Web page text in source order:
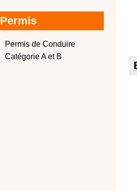
Permis
Permis de Conduire
Catégorie A et B